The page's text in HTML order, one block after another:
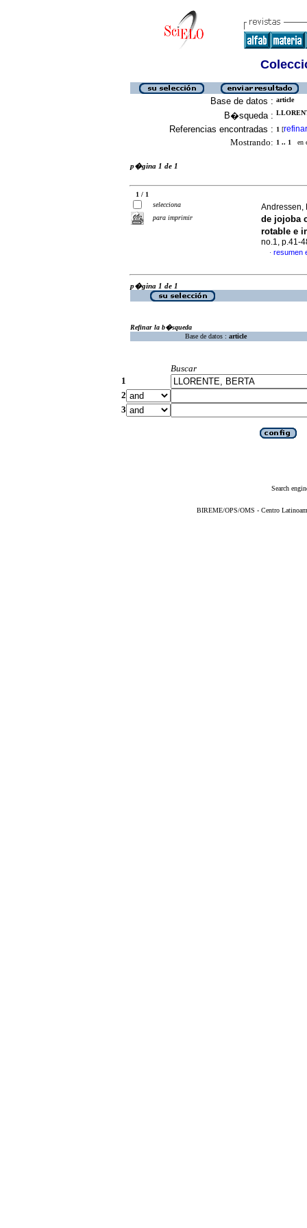
Base de datos : article
B�squeda :
Referencias encontradas : 1 [refinar
Mostrando: 1 .. 1 en
p�gina 1 de 1
1 / 1
selecciona
para imprimir
Andressen,
de jojoba
rotable e
no.1, p.41-
· resumen
p�gina 1 de 1
Refinar la b�squeda
Base de datos : article
Buscar
1
2
3
Search
BIREME/OPS/OMS - Centro